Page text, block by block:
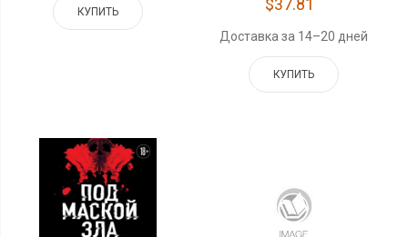
КУПИТЬ
Доставка за 14–20 дней
КУПИТЬ